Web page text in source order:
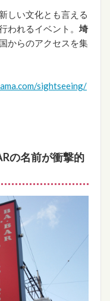
しい文化とも言える
われるイベント。 埼
からのアクセスを集
sightseeing/
の名前が衝撃的